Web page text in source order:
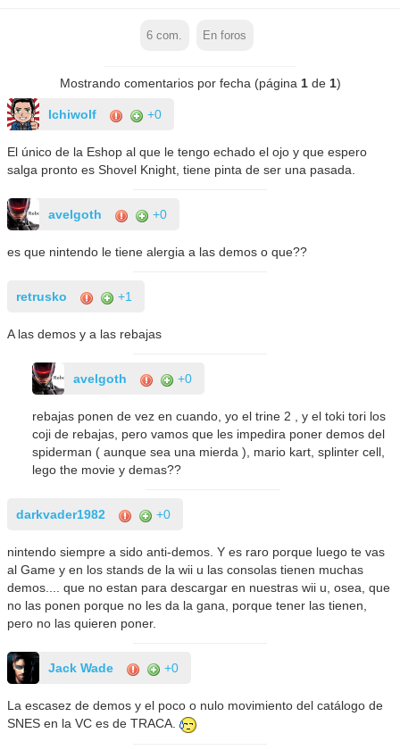
6 com. En foros
Mostrando comentarios por fecha (página 1de 1)
Ichiwolf +0
El único de la Eshop al que le tengo echado el ojo y que espero
salga pronto es Shovel Knight, tiene pinta de ser una pasada.
avelgoth +0
es que nintendo le tiene alergia a las demos o que??
retrusko +1
A las demos y a las rebajas
avelgoth +0
rebajas ponen de vez en cuando, yo el trine 2 , y el toki tori los
coji de rebajas, pero vamos que les impedira poner demos del
spiderman ( aunque sea una mierda ), mario kart, splinter cell,
lego the movie y demas??
darkvader1982 +0
nintendo siempre a sido anti-demos. Y es raro porque luego te vas
al Game y en los stands de la wii u las consolas tienen muchas
demos.... que no estan para descargar en nuestras wii u, osea, que
no las ponen porque no les da la gana, porque tener las tienen,
pero no las quieren poner.
Jack Wade +0
La escasez de demos y el poco o nulo movimiento del catálogo de
SNES en la VC es de TRACA.